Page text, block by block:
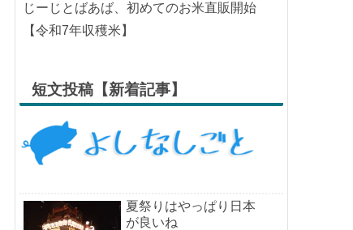
じーじとばあば、初めてのお米直販開始
【令和7年収穫米】
短文投稿【新着記事】
夏祭りはやっぱり日本
が良いね